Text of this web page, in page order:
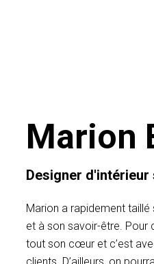
Marion
Designer
Marion a rapidement taillé
et à son savoir-être. Pour
tout son cœur et c’est
clients. D’ailleurs, on